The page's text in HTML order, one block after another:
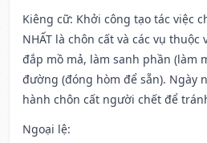
Kiêng cữ: Khởi công tạo tác việc
NHẤT là chôn cất và các vụ thuộc
đắp mồ mả, làm sanh phần (làm
đường (đóng hòm để sẵn). Ngày
hành chôn cất người chết để
Ngoại lệ: